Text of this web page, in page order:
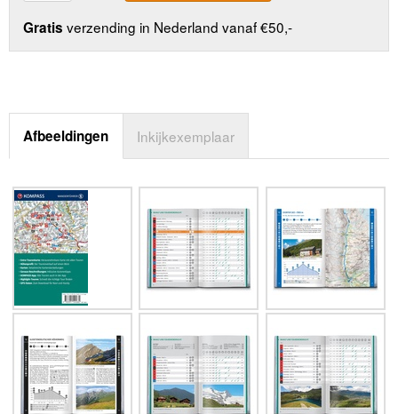
Gratis verzending in Nederland vanaf €50,-
Afbeeldingen Inkijkexemplaar